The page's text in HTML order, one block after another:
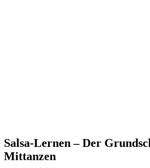
Salsa-Lernen – Der
Mittanzen